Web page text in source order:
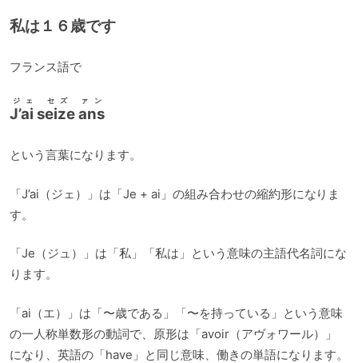
私は１６歳です
フランス語で
J’ai seize ans
ジェ セズ ァン
という言葉になります。
「J’ai（ジェ）」は「Je + ai」の組み合わせの縮約形になりま
す。
「Je（ジュ）」は「私」「私は」という意味の主語代名詞にな
ります。
「ai（エ）」は「〜歳である」「〜を持っている」という意味
の一人称単数形の動詞で、原形は「avoir（アヴォワール）」
になり、英語の「have」と同じ意味、働きの単語になります。